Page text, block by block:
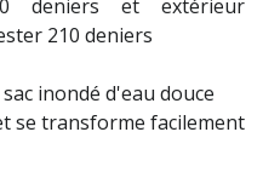
deniers et extérieur
210 deniers
inondé d'eau douce
se transforme facilement